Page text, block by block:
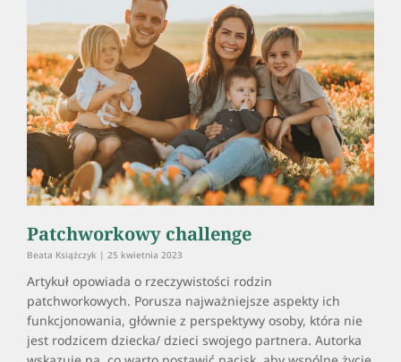
Patchworkowy challenge
Beata Książczyk 25 kwietnia 2023
Artykuł opowiada o rzeczywistości rodzin
patchworkowych. Porusza najważniejsze aspekty ich
funkcjonowania, głównie z perspektywy osoby, która nie
jest rodzicem dziecka/ dzieci swojego partnera. Autorka